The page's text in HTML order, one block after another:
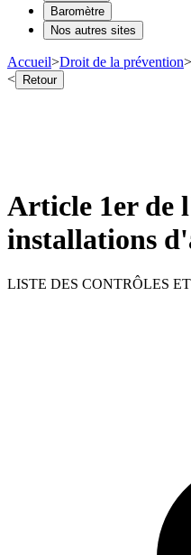
Baromètre
Nos autres sites
Accueil>Droit de la prévention>
< Retour
Article 1er de
installations
LISTE DES CONTRÔLES